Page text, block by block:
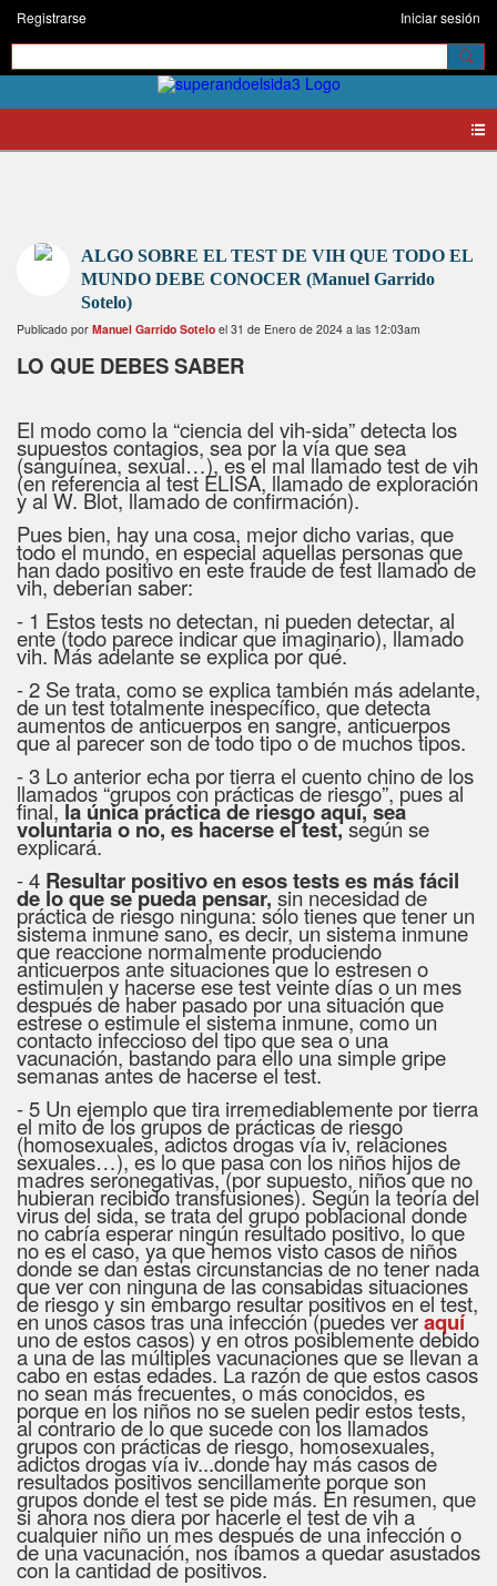
Registrarse Iniciar sesión
ALGO SOBRE EL TEST DE VIH QUE TODO EL
MUNDO DEBE CONOCER (Manuel Garrido
Sotelo)
Publicado por Manuel Garrido Sotelo el 31 de Enero de 2024 a las 12:03am
LO QUE DEBES SABER
El modo como la “ciencia del vih-sida” detecta los
supuestos contagios, sea por la vía que sea
(sanguínea, sexual…), es el mal llamado test de vih
(en referencia al test ELISA, llamado de exploración
y al W. Blot, llamado de confirmación).
Pues bien, hay una cosa, mejor dicho varias, que
todo el mundo, en especial aquellas personas que
han dado positivo en este fraude de test llamado de
vih, deberían saber:
- 1 Estos tests no detectan, ni pueden detectar, al
ente (todo parece indicar que imaginario), llamado
vih. Más adelante se explica por qué.
- 2 Se trata, como se explica también más adelante,
de un test totalmente inespecífico, que detecta
aumentos de anticuerpos en sangre, anticuerpos
que al parecer son de todo tipo o de muchos tipos.
- 3 Lo anterior echa por tierra el cuento chino de los
llamados “grupos con prácticas de riesgo”, pues al
final,la única práctica de riesgo aquí, sea
voluntaria o no, es hacerse el test,según se
explicará.
- 4 Resultar positivo en esos tests es más fácil
de lo que se pueda pensar,sin necesidad de
práctica de riesgo ninguna: sólo tienes que tener un
sistema inmune sano, es decir, un sistema inmune
que reaccione normalmente produciendo
anticuerpos ante situaciones que lo estresen o
estimulen y hacerse ese test veinte días o un mes
después de haber pasado por una situación que
estrese o estimule el sistema inmune, como un
contacto infeccioso del tipo que sea o una
vacunación, bastando para ello una simple gripe
semanas antes de hacerse el test.
- 5 Un ejemplo que tira irremediablemente por tierra
el mito de los grupos de prácticas de riesgo
(homosexuales, adictos drogas vía iv, relaciones
sexuales…), es lo que pasa con los niños hijos de
madres seronegativas, (por supuesto, niños que no
hubieran recibido transfusiones). Según la teoría del
virus del sida, se trata del grupo poblacional donde
no cabría esperar ningún resultado positivo, lo que
no es el caso, ya que hemos visto casos de niños
donde se dan estas circunstancias de no tener nada
que ver con ninguna de las consabidas situaciones
de riesgo y sin embargo resultar positivos en el test,
en unos casos tras una infección (puedes veraquí
uno de estos casos) y en otros posiblemente debido
a una de las múltiples vacunaciones que se llevan a
cabo en estas edades. La razón de que estos casos
no sean más frecuentes, o más conocidos, es
porque en los niños no se suelen pedir estos tests,
al contrario de lo que sucede con los llamados
grupos con prácticas de riesgo, homosexuales,
adictos drogas vía iv...donde hay más casos de
resultados positivos sencillamente porque son
grupos donde el test se pide más. En resumen, que
si ahora nos diera por hacerle el test de vih a
cualquier niño un mes después de una infección o
de una vacunación, nos íbamos a quedar asustados
con la cantidad de positivos.